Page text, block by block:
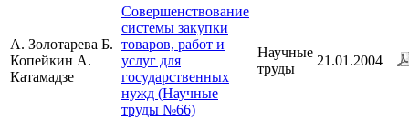
А. Золотарева Б.
Копейкин А.
Катамадзе
Совершенствование
системы закупки
товаров, работ и
услуг для
государственных
нужд (Научные
труды №66)
Научные
труды
21.01.2004